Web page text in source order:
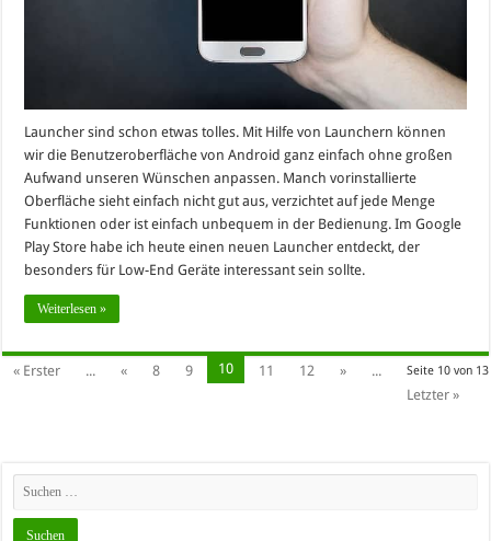
Launcher sind schon etwas tolles. Mit Hilfe von Launchern können
wir die Benutzeroberfläche von Android ganz einfach ohne großen
Aufwand unseren Wünschen anpassen. Manch vorinstallierte
Oberfläche sieht einfach nicht gut aus, verzichtet auf jede Menge
Funktionen oder ist einfach unbequem in der Bedienung. Im Google
Play Store habe ich heute einen neuen Launcher entdeckt, der
besonders für Low-End Geräte interessant sein sollte.
Weiterlesen »
Seite 10 von 13
« Erster ... « 8 9 10 11 12 »
...
Letzter »